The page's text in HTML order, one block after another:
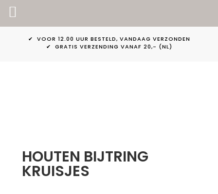
✔ VOOR 12.00 UUR BESTELD, VANDAAG VERZONDEN
✔ GRATIS VERZENDING VANAF 20,- (NL)
HOUTEN BIJTRING
KRUISJES